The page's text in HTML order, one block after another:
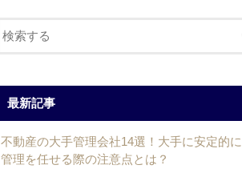
最新記事
不動産の大手管理会社14選！大手に安定的に
管理を任せる際の注意点とは？